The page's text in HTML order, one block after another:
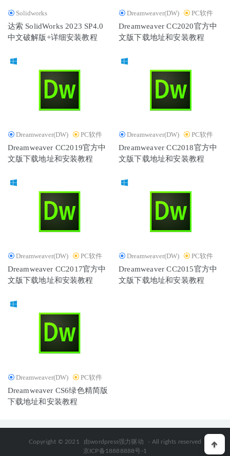
Solidworks
达索 SolidWorks 2023 SP4.0
中文破解版+详细安装教程
Dreamweaver(DW) PC软件
Dreamweaver CC2020官方中
文版下载地址和安装教程
Dreamweaver(DW) PC软件
Dreamweaver CC2019官方中
文版下载地址和安装教程
Dreamweaver(DW) PC软件
Dreamweaver CC2018官方中
文版下载地址和安装教程
Dreamweaver(DW) PC软件
Dreamweaver CC2017官方中
文版下载地址和安装教程
Dreamweaver(DW) PC软件
Dreamweaver CC2015官方中
文版下载地址和安装教程
Dreamweaver(DW) PC软件
Dreamweaver CS6绿色精简版
下载地址和安装教程
Copyright © 2021 由wordpress强力驱动
- All rights reserved
京ICP备18888888号-1